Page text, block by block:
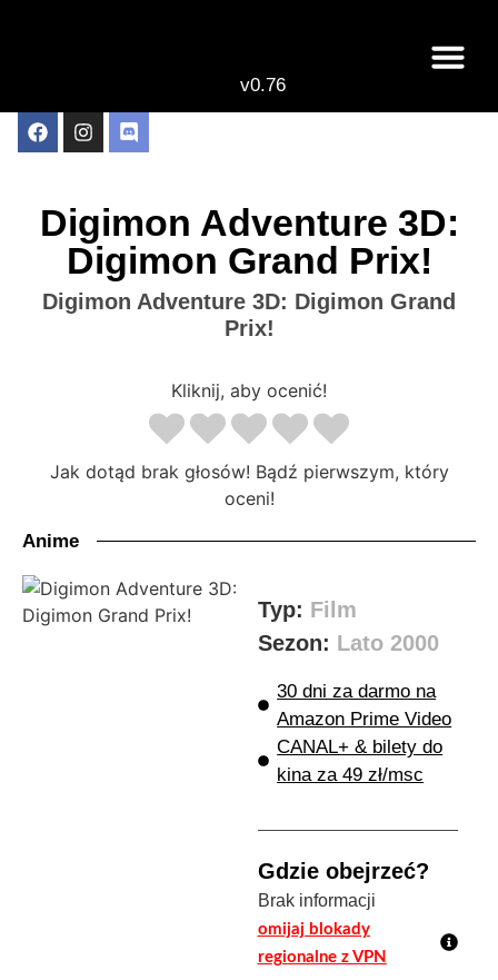
v0.76
Digimon Adventure 3D:
Digimon Grand Prix!
Digimon Adventure 3D: Digimon Grand
Prix!
Kliknij, aby ocenić!
Jak dotąd brak głosów! Bądź pierwszym, który
oceni!
Anime
Typ: Film
Sezon: Lato 2000
30 dni za darmo na
Amazon Prime Video
CANAL+ & bilety do
kina za 49 zł/msc
Gdzie obejrzeć?
Brak informacji
omijaj blokady
regionalne z VPN